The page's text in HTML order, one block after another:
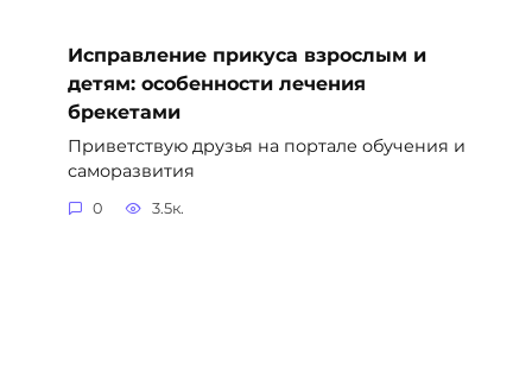
Исправление прикуса взрослым и
детям: особенности лечения
брекетами
Приветствую друзья на портале обучения и
саморазвития
0 3.5к.